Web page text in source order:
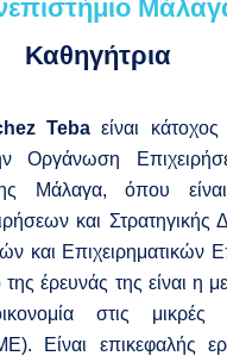
Καθηγήτρια
Teba είναι κάτοχος
Οργάνωση
Μάλαγα, όπου
και Στρατηγικής
και Επιχειρηματικών
της έρευνάς της είναι η
στις μικρές
Είναι επικεφαλής